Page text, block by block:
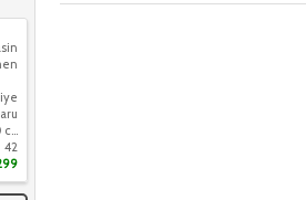
premium - 2013
42